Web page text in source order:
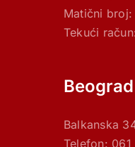
Matični
Tekući
Beograd
Balkanska
Telefon: 061